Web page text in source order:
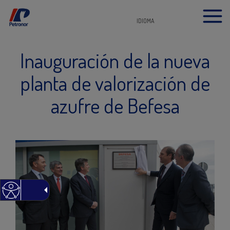
IDIOMA
Inauguración de la nueva
planta de valorización de
azufre de Befesa